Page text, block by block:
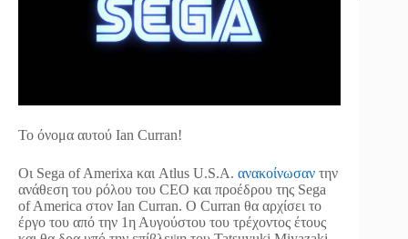
Το όνομα αυτού Ian Curran!
Οι Sega of Amerixa και Atlus U.S.A. ανακοίνωσαν την
ανάθεση του ρόλου του CEO και προέδρου της Sega
of America στον Ian Curran. Ο Curran θα αρχίσει το
έργο του από την 1η Αυγούστου του τρέχοντος έτους